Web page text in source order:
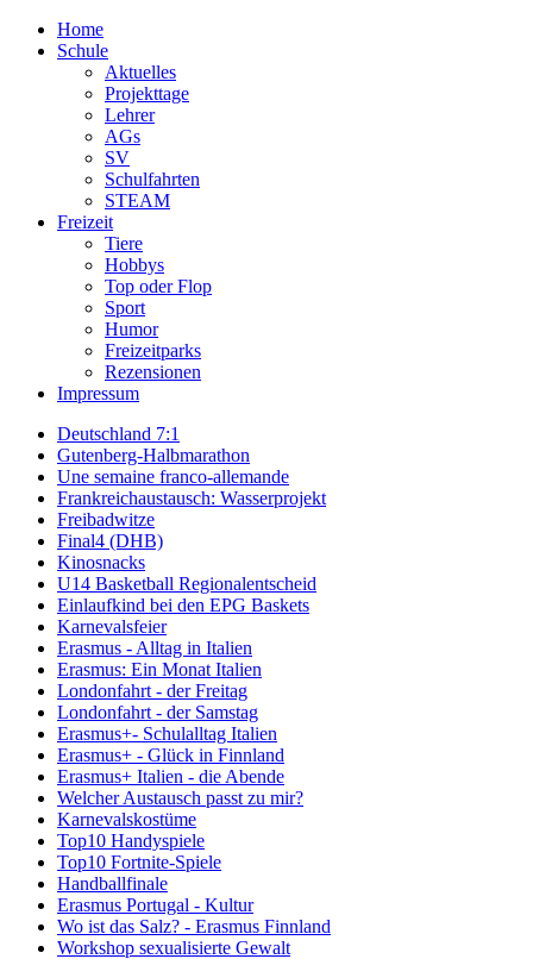
Home
Schule
Aktuelles
Projekttage
Lehrer
AGs
SV
Schulfahrten
STEAM
Freizeit
Tiere
Hobbys
Top oder Flop
Sport
Humor
Freizeitparks
Rezensionen
Impressum
Deutschland 7:1
Gutenberg-Halbmarathon
Une semaine franco-allemande
Frankreichaustausch: Wasserprojekt
Freibadwitze
Final4 (DHB)
Kinosnacks
U14 Basketball Regionalentscheid
Einlaufkind bei den EPG Baskets
Karnevalsfeier
Erasmus - Alltag in Italien
Erasmus: Ein Monat Italien
Londonfahrt - der Freitag
Londonfahrt - der Samstag
Erasmus+- Schulalltag Italien
Erasmus+ - Glück in Finnland
Erasmus+ Italien - die Abende
Welcher Austausch passt zu mir?
Karnevalskostüme
Top10 Handyspiele
Top10 Fortnite-Spiele
Handballfinale
Erasmus Portugal - Kultur
Wo ist das Salz? - Erasmus Finnland
Workshop sexualisierte Gewalt